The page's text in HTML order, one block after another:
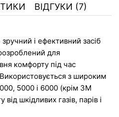
ВІДГУКИ (7)
і ефективний засіб
для
комфорту під час
з широким
5000 і 6000 (крім 3М
шкідливих газів, парів і